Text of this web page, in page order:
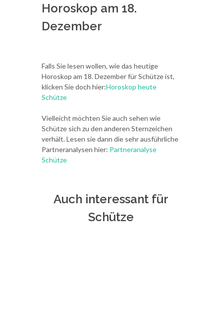
Horoskop am 18.
Dezember
Falls Sie lesen wollen, wie das heutige
Horoskop am 18. Dezember für Schütze ist,
klicken Sie doch hier:Horoskop heute
Schütze
Vielleicht möchten Sie auch sehen wie
Schütze sich zu den anderen Sternzeichen
verhält. Lesen sie dann die sehr ausführliche
Partneranalysen hier: Partneranalyse
Schütze
Auch interessant für
Schütze